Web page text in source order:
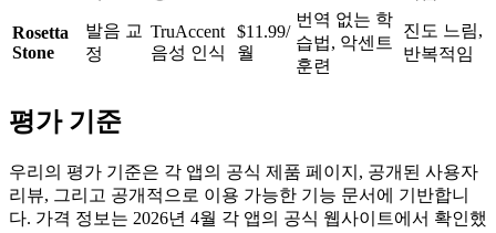
Rosetta
Stone
발음 교
정
TruAccent
음성 인식
$11.99/
월
번역 없는 학
습법, 악센트
훈련
진도 느림,
반복적임
평가 기준
우리의 평가 기준은 각 앱의 공식 제품 페이지, 공개된 사용자
리뷰, 그리고 공개적으로 이용 가능한 기능 문서에 기반합니
다. 가격 정보는 2026년 4월 각 앱의 공식 웹사이트에서 확인했